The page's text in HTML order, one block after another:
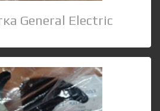
General Electric